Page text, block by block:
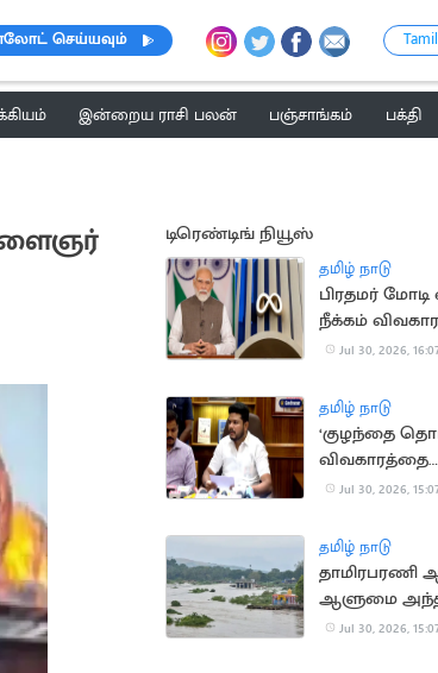
செய்யவும்
இன்றைய ராசி பலன் பஞ்சாங்கம் பக்தி
டிரெண்டிங் நியூஸ்
தமிழ் நாடு
பிரதமர்
நீக்கம்
மெட்டாவுக்கு
Jul 30, 2026,
தமிழ் நாடு
‘குழந்தை
விவகாரத்தை
கண்காணிக்க
பர்வேஸ் தகவல்
Jul 30, 2026,
தமிழ் நாடு
தாமிரபரணி
ஆளுமை
வழங்கிய
Jul 30, 2026,